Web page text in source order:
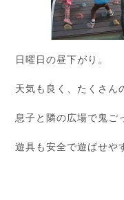
日曜日の昼下がり。
天気も良く、たくさん
息子と隣の広場で鬼ご
遊具も安全で遊ばせや